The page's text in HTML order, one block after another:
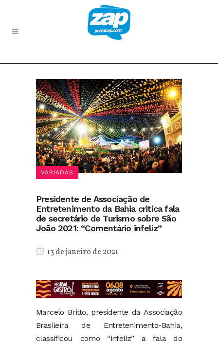
VARIADAS
Presidente de Associação de
Entretenimento da Bahia critica fala
de secretário de Turismo sobre São
João 2021: “Comentário infeliz”
13 de janeiro de 2021
Marcelo Britto, presidente da Associação
Brasileira de Entretenimento-Bahia,
classificou como “infeliz” a fala do